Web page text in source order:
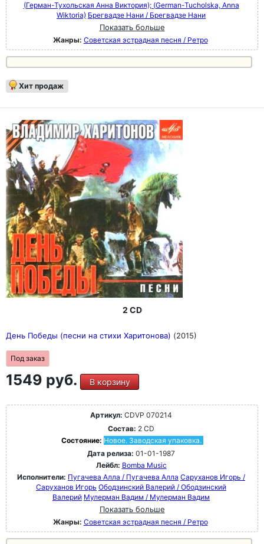
(Герман-Тухольская Анна Виктория); (German-Tucholska, Anna
Wiktoria) Брегвадзе Нани / Брегвадзе Нани
Показать больше
Жанры: Советская эстрадная песня / Ретро
Хит продаж
2 CD
День Победы (песни на стихи Харитонова) (2015)
Под заказ
1549 руб. В корзину
Артикул: CDVP 070214
Состав: 2 CD
Состояние: Новое. Заводская упаковка.
Дата релиза: 01-01-1987
Лейбл: Bomba Music
Исполнители: Пугачева Алла / Пугачева Алла Саруханов Игорь /
Саруханов Игорь Ободзинский Валерий / Ободзинский
Валерий Мулерман Вадим / Мулерман Вадим
Показать больше
Жанры: Советская эстрадная песня / Ретро